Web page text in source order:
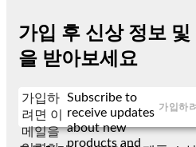
가입 후 신상 정보
을 받아보세요
가입하
려면 이
메일을
Subscribe to
receive updates
about new
products and